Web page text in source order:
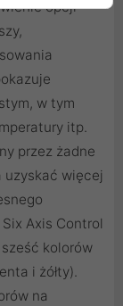
opcji
w tym
itp.
przez żadne
uzyskać więcej
Axis Control
kolorów
i żółty).
na